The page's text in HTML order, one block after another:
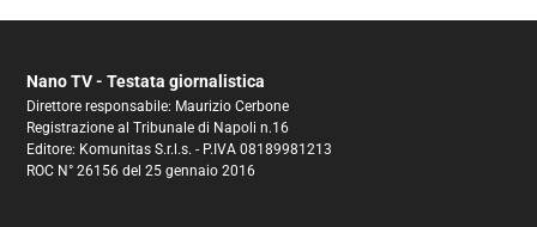
Nano TV - Testata giornalistica
Direttore responsabile: Maurizio Cerbone
Registrazione al Tribunale di Napoli n.16
Editore: Komunitas S.r.l.s. - P.IVA 08189981213
ROC N° 26156 del 25 gennaio 2016